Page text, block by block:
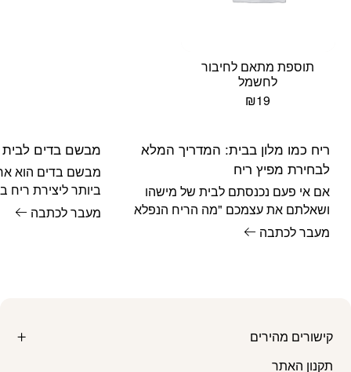
תוספת מתאם לחיבור
לחשמל
₪19
ריח כמו מלון בבית: המדריך המלא
לבחירת מפיץ ריח
אם אי פעם נכנסתם לבית של מישהו
ושאלתם את עצמכם "מה הריח הנפלא
הזה?", כנראה שמדובר במפיץ ריח איכותי.
מעבר לכתבה
מבשם בדים לבית
מבשם בדים הוא
ביותר ליצירת ריח
לא יודעים איך
מעבר לכתבה
קישורים מהירים
תקנון האתר